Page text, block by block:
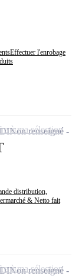
l'enrobage
distribution,
& Netto fait
Non renseigné
à ma sélection
Non renseigné
à ma sélection